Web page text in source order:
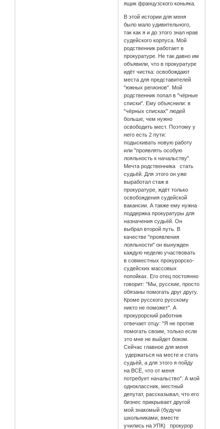
ящик французского коньяка.
В этой истории для меня
было мало удивительного,
так как я и до этого знал нрав
судейского корпуса. Мой
родственник работает в
прокуратуре. Не так давно им
объявили, что в прокуратуре
идёт чистка: освобождают
места для представителей
"южных регионов". Мой
родственник попал в "чёрные
списки". Ему объяснили: в
"чёрных списках" людей
больше, чем нужно
освободить мест. Поэтому у
него есть 2 пути:
подыскивать новую работу
или "проявлять особую
лояльность к начальству".
Мечта родственника стать
судьёй. Для этого он уже
выработал стаж в
прокуратуре, ждёт только
освобождения судейской
вакансии. А также ему нужна
поддержка прокуратуры для
назначения судьёй. Он
выбрал второй путь. В
качестве "проявления
лояльности" он вынужден
каждую неделю участвовать
в совместных прокурорско-
судейских массовых
попойках. Его отец постоянно
говорит: "Мы, русские, просто
обязаны помогать друг другу.
Кроме русского русскому
никто не поможет". А
прокурорский работник
отвечает отцу: "Я не против
помогать своим, только если
это мне не выйдет боком.
Сейчас главное для меня
удержаться на месте и стать
судьёй, а для этого я пойду
на ВСЁ, что от меня
потребует начальство". А мой
одноклассник, местный
депутат, рассказывал, что его
бизнес прикрывает другой
мой знакомый (будучи
школьниками, вместе
учились на УПК) прокурор